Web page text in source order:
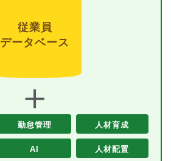
従業員
データベース
＋
勤怠管理 人材育成
AI 人材配置